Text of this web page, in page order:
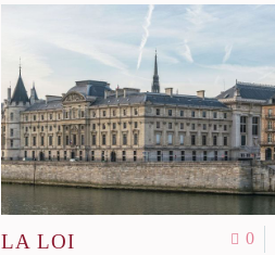
0
LA LOI